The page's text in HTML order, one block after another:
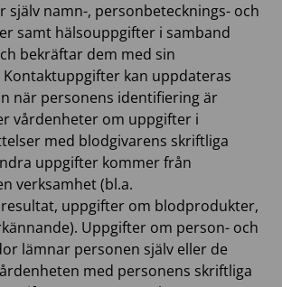
själv namn-, personbetecknings- och
samt hälsouppgifter i samband
bekräftar dem med sin
kan uppdateras
när personens identifiering är
vårdenheter om uppgifter i
med blodgivarens skriftliga
uppgifter kommer från
verksamhet (bl.a.
uppgifter om blodprodukter,
Uppgifter om person- och
lämnar personen själv eller de
med personens skriftliga